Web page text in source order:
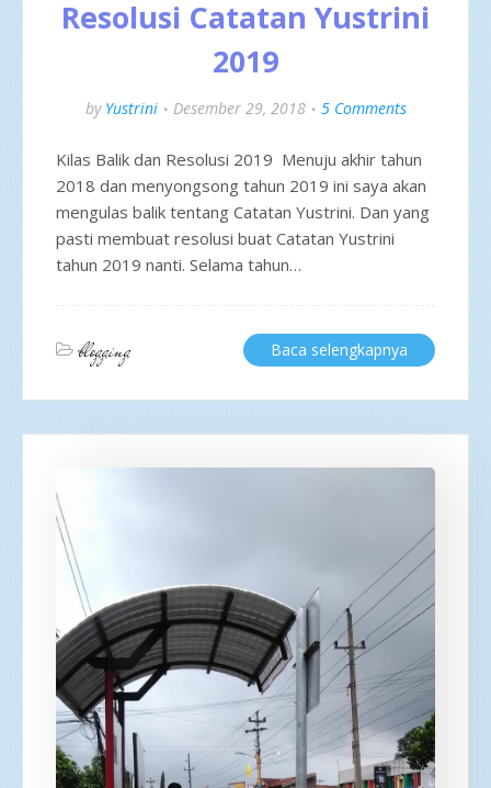
Resolusi Catatan Yustrini
2019
by Yustrini Desember 29, 2018 5 Comments
Kilas Balik dan Resolusi 2019 Menuju akhir tahun
2018 dan menyongsong tahun 2019 ini saya akan
mengulas balik tentang Catatan Yustrini. Dan yang
pasti membuat resolusi buat Catatan Yustrini
tahun 2019 nanti. Selama tahun…
blogging Baca selengkapnya